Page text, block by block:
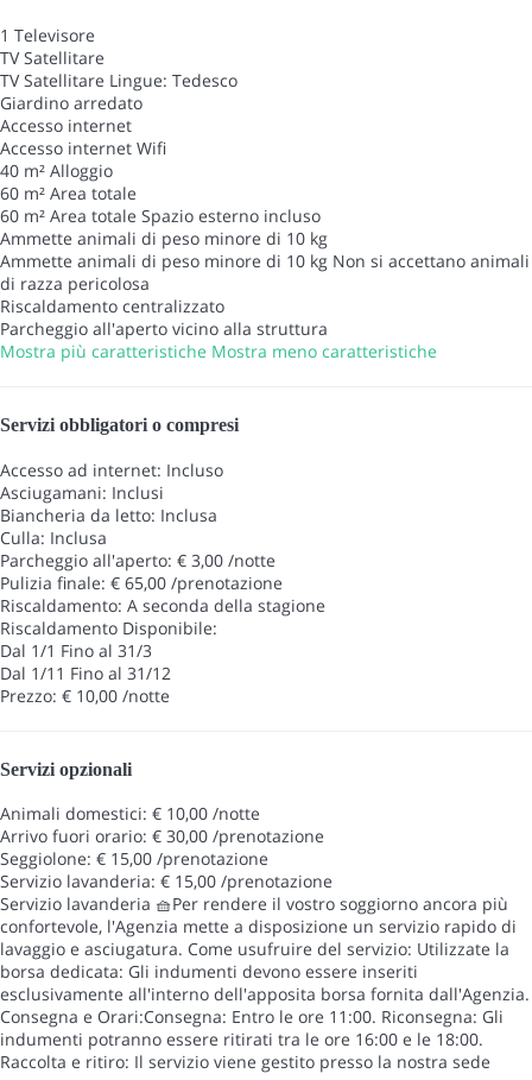
1 Televisore
TV Satellitare
TV Satellitare Lingue: Tedesco
Giardino arredato
Accesso internet
Accesso internet Wifi
40 m² Alloggio
60 m² Area totale
60 m² Area totale Spazio esterno incluso
Ammette animali di peso minore di 10 kg
Ammette animali di peso minore di 10 kg Non si accettano animali
di razza pericolosa
Riscaldamento centralizzato
Parcheggio all'aperto vicino alla struttura
Mostra più caratteristiche Mostra meno caratteristiche
Servizi obbligatori o compresi
Accesso ad internet: Incluso
Asciugamani: Inclusi
Biancheria da letto: Inclusa
Culla: Inclusa
Parcheggio all'aperto: € 3,00 /notte
Pulizia finale: € 65,00 /prenotazione
Riscaldamento: A seconda della stagione
Riscaldamento Disponibile:
Dal 1/1 Fino al 31/3
Dal 1/11 Fino al 31/12
Prezzo: € 10,00 /notte
Servizi opzionali
Animali domestici: € 10,00 /notte
Arrivo fuori orario: € 30,00 /prenotazione
Seggiolone: € 15,00 /prenotazione
Servizio lavanderia: € 15,00 /prenotazione
Servizio lavanderia 🧺Per rendere il vostro soggiorno ancora più
confortevole, l'Agenzia mette a disposizione un servizio rapido di
lavaggio e asciugatura. Come usufruire del servizio: Utilizzate la
borsa dedicata: Gli indumenti devono essere inseriti
esclusivamente all'interno dell'apposita borsa fornita dall'Agenzia.
Consegna e Orari:Consegna: Entro le ore 11:00. Riconsegna: Gli
indumenti potranno essere ritirati tra le ore 16:00 e le 18:00.
Raccolta e ritiro: Il servizio viene gestito presso la nostra sede